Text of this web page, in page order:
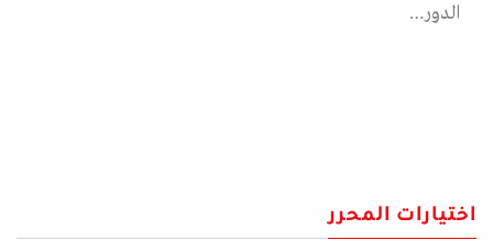
الدور…
اختيارات المحرر